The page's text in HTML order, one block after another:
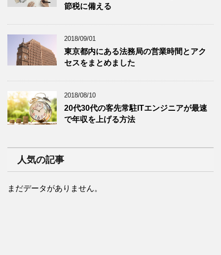
節税に備える
2018/09/01
東京都内にある法務局の営業時間とアク
セスをまとめました
2018/08/10
20代30代の客先常駐ITエンジニアが最速
で年収を上げる方法
人気の記事
まだデータがありません。